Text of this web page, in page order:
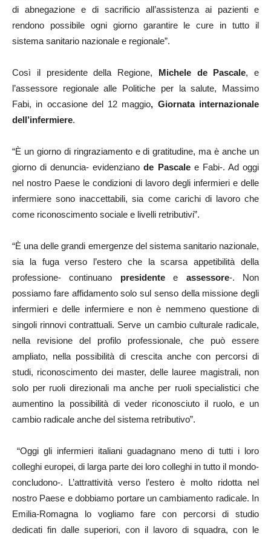
di abnegazione e di sacrificio all’assistenza ai pazienti e
rendono possibile ogni giorno garantire le cure in tutto il
sistema sanitario nazionale e regionale”.
Così il presidente della Regione, Michele de Pascale, e
l’assessore regionale alle Politiche per la salute, Massimo
Fabi, in occasione del 12 maggio, Giornata internazionale
dell’infermiere.
“È un giorno di ringraziamento e di gratitudine, ma è anche un
giorno di denuncia- evidenzianode Pascalee Fabi-. Ad oggi
nel nostro Paese le condizioni di lavoro degli infermieri e delle
infermiere sono inaccettabili, sia come carichi di lavoro che
come riconoscimento sociale e livelli retributivi”.
“È una delle grandi emergenze del sistema sanitario nazionale,
sia la fuga verso l’estero che la scarsa appetibilità della
professione- continuano presidentee assessore-. Non
possiamo fare affidamento solo sul senso della missione degli
infermieri e delle infermiere e non è nemmeno questione di
singoli rinnovi contrattuali. Serve un cambio culturale radicale,
nella revisione del profilo professionale, che può essere
ampliato, nella possibilità di crescita anche con percorsi di
studi, riconoscimento dei master, delle lauree magistrali, non
solo per ruoli direzionali ma anche per ruoli specialistici che
aumentino la possibilità di veder riconosciuto il ruolo, e un
cambio radicale anche del sistema retributivo”.
“Oggi gli infermieri italiani guadagnano meno di tutti i loro
colleghi europei, di larga parte dei loro colleghi in tutto il mondo-
concludono-. L’attrattività verso l’estero è molto ridotta nel
nostro Paese e dobbiamo portare un cambiamento radicale. In
Emilia-Romagna lo vogliamo fare con percorsi di studio
dedicati fin dalle superiori, con il lavoro di squadra, con le